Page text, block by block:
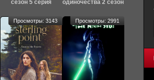
сезон 5 серия
одиночества 2 сезон
Просмотры: 3143 Просмотры: 2991